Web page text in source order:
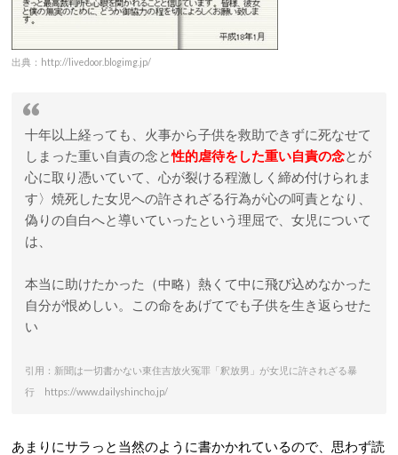
出典：http://livedoor.blogimg.jp/
十年以上経っても、火事から子供を救助できずに死なせて
しまった重い自責の念と性的虐待をした重い自責の念とが
心に取り憑いていて、心が裂ける程激しく締め付けられま
す〉焼死した女児への許されざる行為が心の呵責となり、
偽りの自白へと導いていったという理屈で、女児について
は、
本当に助けたかった（中略）熱くて中に飛び込めなかった
自分が恨めしい。この命をあげてでも子供を生き返らせた
い
引用：新聞は一切書かない東住吉放火冤罪「釈放男」が女児に許されざる暴
行 https://www.dailyshincho.jp/
あまりにサラっと当然のように書かかれているので、思わず読